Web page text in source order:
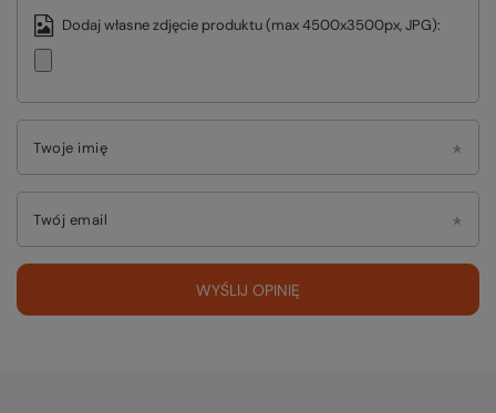
Dodaj własne zdjęcie produktu (max 4500x3500px, JPG):
Twoje imię
Twój email
WYŚLIJ OPINIĘ